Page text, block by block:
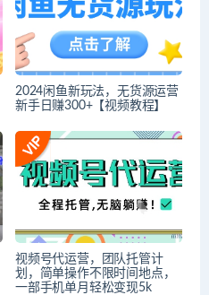
2024闲鱼新玩法，无货源运营
新手日赚300+【视频教程】
视频号代运营，团队托管计
划，简单操作不限时间地点，
一部手机单月轻松变现5k